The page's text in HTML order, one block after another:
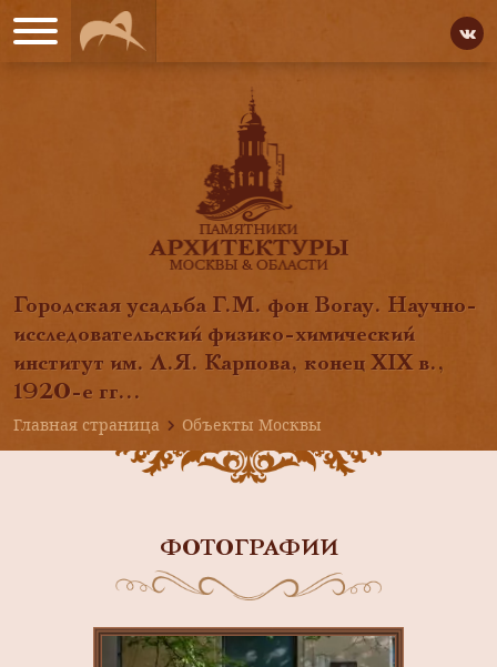
Городская усадьба Г.М. фон Вогау. Научно-
исследовательский физико-химический
институт им. Л.Я. Карпова, конец XIX в.,
1920-е гг...
Главная страница
Объекты Москвы
ФОТОГРАФИИ